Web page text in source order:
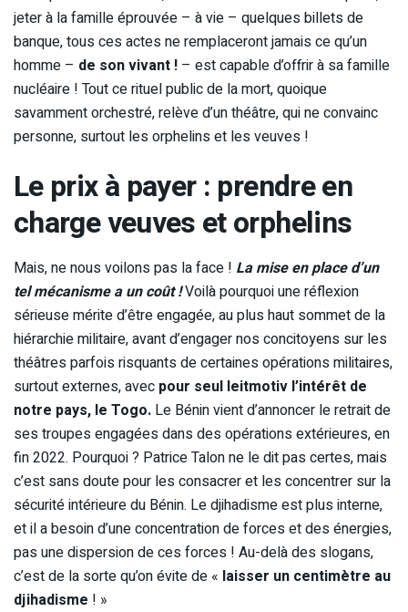
jeter à la famille éprouvée – à vie – quelques billets de
banque, tous ces actes ne remplaceront jamais ce qu’un
homme – de son vivant ! – est capable d’offrir à sa famille
nucléaire ! Tout ce rituel public de la mort, quoique
savamment orchestré, relève d’un théâtre, qui ne convainc
personne, surtout les orphelins et les veuves !
Le prix à payer : prendre en
charge veuves et orphelins
Mais, ne nous voilons pas la face ! La mise en place d’un
tel mécanisme a un coût !Voilà pourquoi une réflexion
sérieuse mérite d’être engagée, au plus haut sommet de la
hiérarchie militaire, avant d’engager nos concitoyens sur les
théâtres parfois risquants de certaines opérations militaires,
surtout externes, avec pour seul leitmotiv l’intérêt de
notre pays, le Togo. Le Bénin vient d’annoncer le retrait de
ses troupes engagées dans des opérations extérieures, en
fin 2022. Pourquoi ? Patrice Talon ne le dit pas certes, mais
c’est sans doute pour les consacrer et les concentrer sur la
sécurité intérieure du Bénin. Le djihadisme est plus interne,
et il a besoin d’une concentration de forces et des énergies,
pas une dispersion de ces forces ! Au-delà des slogans,
c’est de la sorte qu’on évite de « laisser un centimètre au
djihadisme ! »